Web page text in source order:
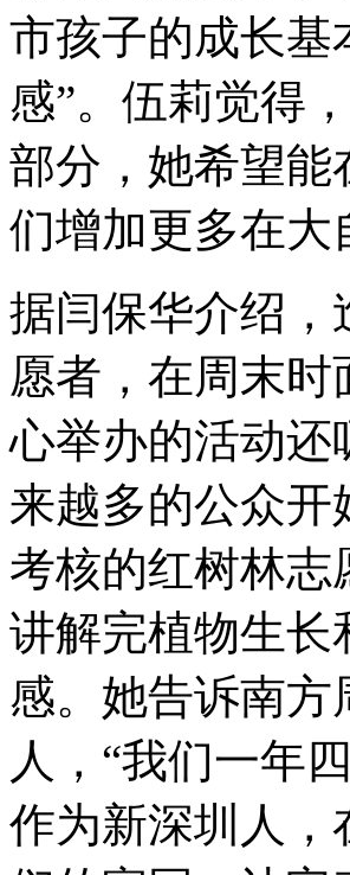
市孩子的成长基
感”。伍莉觉得
部分，她希望能
们增加更多在大
据闫保华介绍，
愿者，在周末
心举办的活动还
来越多的公众
考核的红树林
讲解完植物生长
感。她告诉南
人，“我们一年
作为新深圳人，